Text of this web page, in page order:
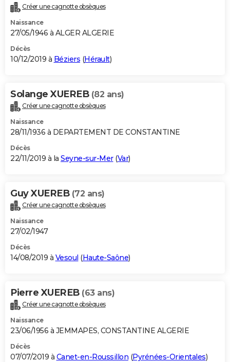
Créer une cagnotte obsèques
Naissance
27/05/1946 à ALGER ALGERIE
Décès
10/12/2019 à Béziers (Hérault)
Solange XUEREB (82 ans)
Créer une cagnotte obsèques
Naissance
28/11/1936 à DEPARTEMENT DE CONSTANTINE
Décès
22/11/2019 à la Seyne-sur-Mer(Var)
Guy XUEREB (72 ans)
Créer une cagnotte obsèques
Naissance
27/02/1947
Décès
14/08/2019 à Vesoul (Haute-Saône)
Pierre XUEREB (63 ans)
Créer une cagnotte obsèques
Naissance
23/06/1956 à JEMMAPES, CONSTANTINE ALGERIE
Décès
07/07/2019 à Canet-en-Roussillon (Pyrénées-Orientales)